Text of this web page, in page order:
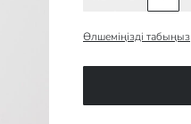
Өлшеміңізді табыңыз